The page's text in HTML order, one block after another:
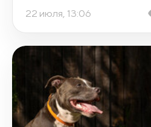
22 июля, 13:06